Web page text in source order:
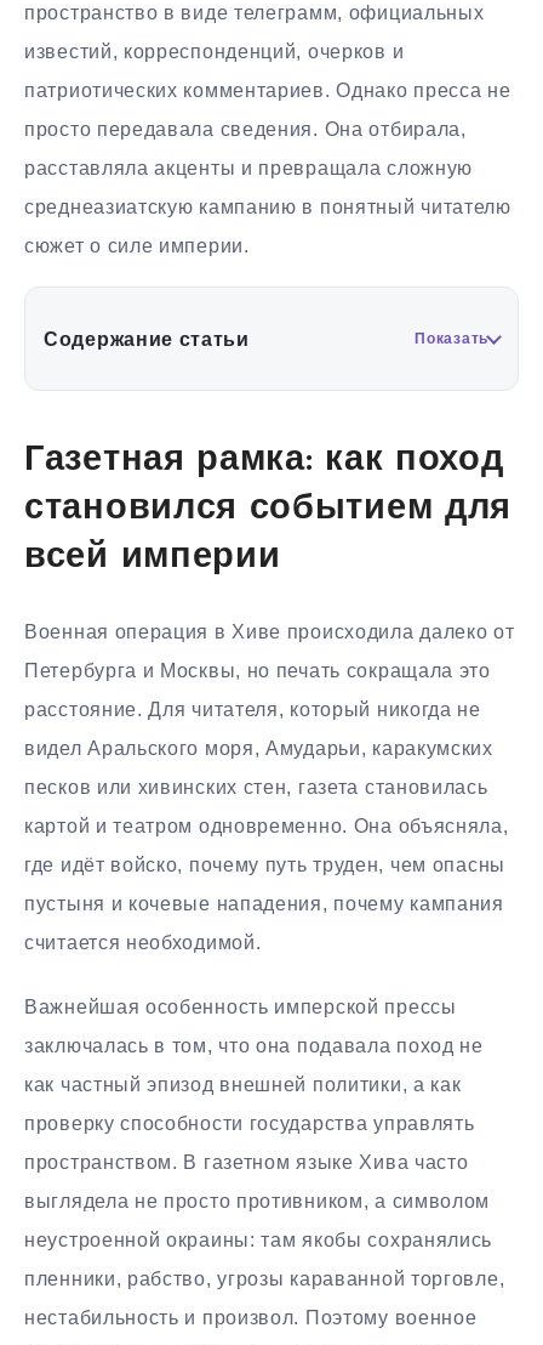
пространство в виде телеграмм, официальных
известий, корреспонденций, очерков и
патриотических комментариев. Однако пресса не
просто передавала сведения. Она отбирала,
расставляла акценты и превращала сложную
среднеазиатскую кампанию в понятный читателю
сюжет о силе империи.
Содержание статьи Показать
Газетная рамка: как поход
становился событием для
всей империи
Военная операция в Хиве происходила далеко от
Петербурга и Москвы, но печать сокращала это
расстояние. Для читателя, который никогда не
видел Аральского моря, Амударьи, каракумских
песков или хивинских стен, газета становилась
картой и театром одновременно. Она объясняла,
где идёт войско, почему путь труден, чем опасны
пустыня и кочевые нападения, почему кампания
считается необходимой.
Важнейшая особенность имперской прессы
заключалась в том, что она подавала поход не
как частный эпизод внешней политики, а как
проверку способности государства управлять
пространством. В газетном языке Хива часто
выглядела не просто противником, а символом
неустроенной окраины: там якобы сохранялись
пленники, рабство, угрозы караванной торговле,
нестабильность и произвол. Поэтому военное